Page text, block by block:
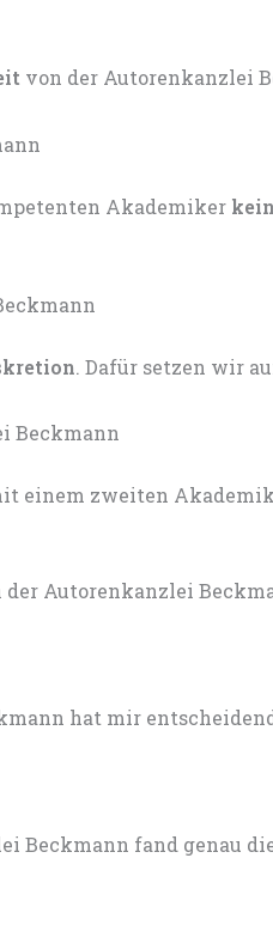
von der Autorenkanzlei
Akademiker
. Dafür setzen wir
einem zweiten
Autorenkanzlei
hat mir
Beckmann fand genau